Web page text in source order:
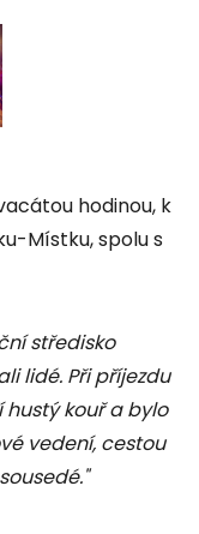
hodinou, k
Místku, spolu s
středisko
lidé. Při příjezdu
kouř a bylo
vedení, cestou